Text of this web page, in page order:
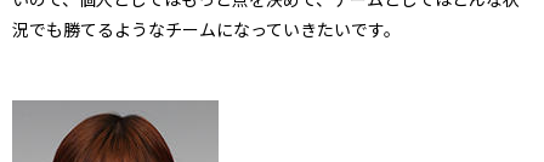
況でも勝てるようなチームになっていきたいです。